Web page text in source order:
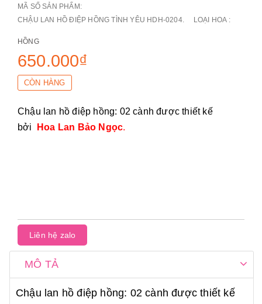
MÃ SỐ SẢN PHẨM:
CHẬU LAN HỒ ĐIỆP HỒNG TÌNH YÊU HDH-0204.
LOẠI HOA :
HỒNG
650.000₫
CÒN HÀNG
Chậu lan hồ điệp hồng: 02 cành được thiết kế
bởi
Hoa Lan Bảo Ngọc.
Liên hệ zalo
MÔ TẢ
Chậu lan hồ điệp hồng: 02 cành được thiết kế